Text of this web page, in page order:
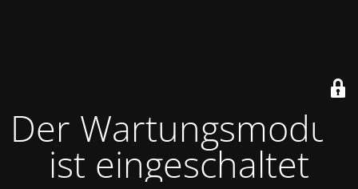
Der Wartungsmodus
ist eingeschaltet